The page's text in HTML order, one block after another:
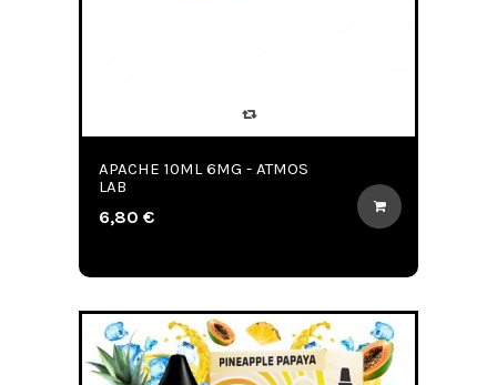
APACHE 10ML 6MG - ATMOS
LAB
6,80 €